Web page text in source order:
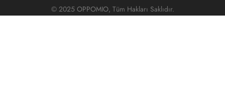
© 2025 OPPOMIO, Tüm Hakları Saklıdır.